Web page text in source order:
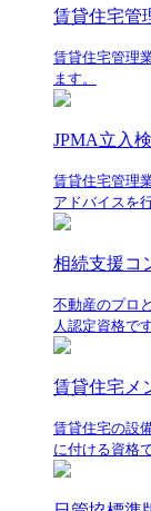
賃貸住宅管
賃貸住宅管理
ます。
JPMA立入
賃貸住宅管理
アドバイスを
相続支援コ
不動産のプロ
人認定資格です
賃貸住宅メ
賃貸住宅の設
に付ける資格で